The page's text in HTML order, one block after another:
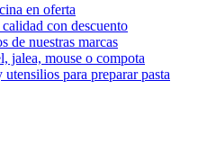
en oferta
con descuento
de nuestras marcas
jalea, mouse o compota
para preparar pasta